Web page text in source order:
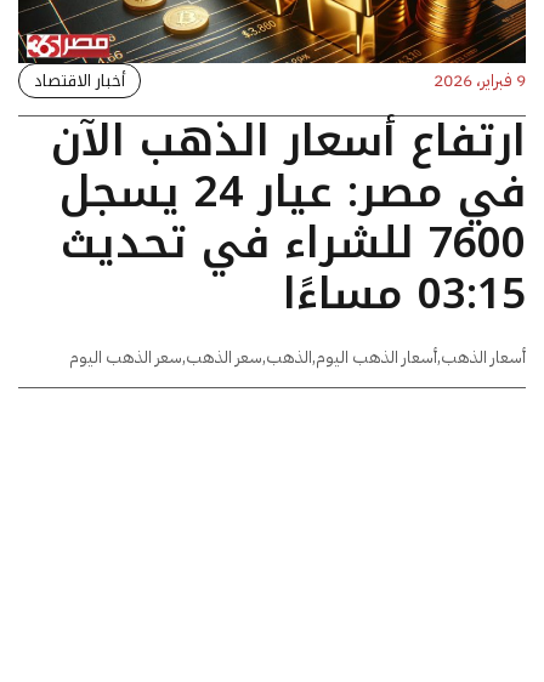
9 فبراير، 2026 أخبار الاقتصاد
ارتفاع أسعار الذهب الآن
في مصر: عيار 24 يسجل
7600 للشراء في تحديث
03:15 مساءًا
أسعار الذهب,أسعار الذهب اليوم,الذهب,سعر الذهب,سعر الذهب اليوم